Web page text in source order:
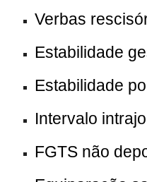
Verbas
Estabilidade
Estabilidade
Intervalo
FGTS não